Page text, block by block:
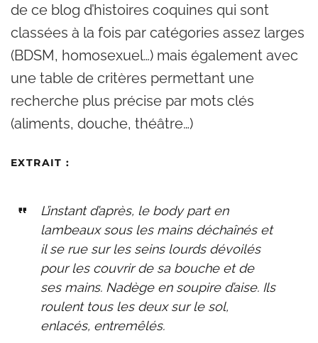
de ce blog d’histoires coquines qui sont
classées à la fois par catégories assez larges
(BDSM, homosexuel…) mais également avec
une table de critères permettant une
recherche plus précise par mots clés
(aliments, douche, théâtre…)
EXTRAIT :
L’instant d’après, le body part en
lambeaux sous les mains déchaînés et
il se rue sur les seins lourds dévoilés
pour les couvrir de sa bouche et de
ses mains. Nadège en soupire d’aise. Ils
roulent tous les deux sur le sol,
enlacés, entremêlés.